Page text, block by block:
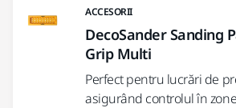
ACCESORII
DecoSander Sanding
Grip Multi
Perfect pentru lucrări de
asigurând controlul în